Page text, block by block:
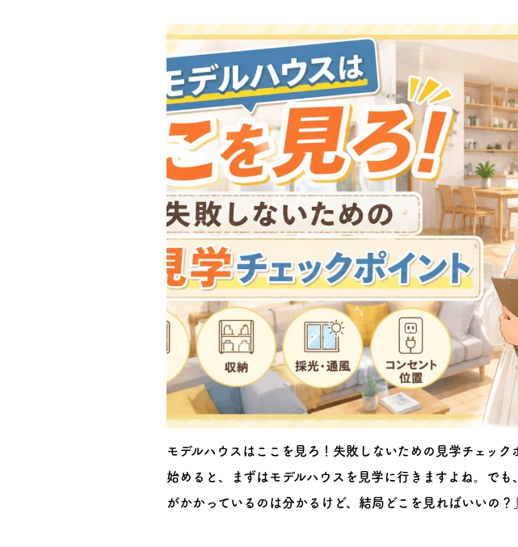
モデルハウスはここを見ろ！失敗しないための見学チェック
始めると、まずはモデルハウスを見学に行きますよね。でも
がかかっているのは分かるけど、結局どこを見ればいいの